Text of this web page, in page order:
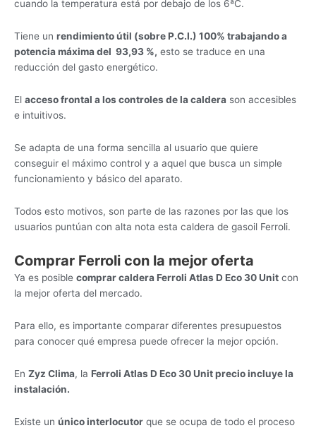
cuando la temperatura está por debajo de los 6ªC.
Tiene un rendimiento útil (sobre P.C.I.) 100% trabajando a
potencia máxima del 93,93 %, esto se traduce en una
reducción del gasto energético.
El acceso frontal a los controles de la caldera son accesibles
e intuitivos.
Se adapta de una forma sencilla al usuario que quiere
conseguir el máximo control y a aquel que busca un simple
funcionamiento y básico del aparato.
Todos esto motivos, son parte de las razones por las que los
usuarios puntúan con alta nota esta caldera de gasoil Ferroli.
Comprar Ferroli con la mejor oferta
Ya es posible comprar caldera Ferroli Atlas D Eco 30 Unit con
la mejor oferta del mercado.
Para ello, es importante comparar diferentes presupuestos
para conocer qué empresa puede ofrecer la mejor opción.
En Zyz Clima, la Ferroli Atlas D Eco 30 Unit precio incluye la
instalación.
Existe un único interlocutor que se ocupa de todo el proceso